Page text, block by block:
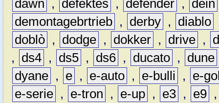
dawn , defektes , defender , dein
demontagebrtrieb , derby , diablo
doblò , dodge , dokker , drive ,
,
ds4 , ds5 , ds6 , ducato , dune
dyane , e , e-auto , e-bulli ,
e-
e-serie , e-tron , e-up , e3 , e9